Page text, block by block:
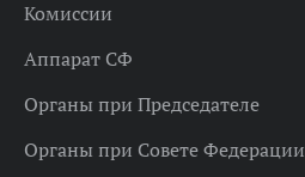
Комиссии
Аппарат СФ
Органы при Председателе
Органы при Совете Федерации